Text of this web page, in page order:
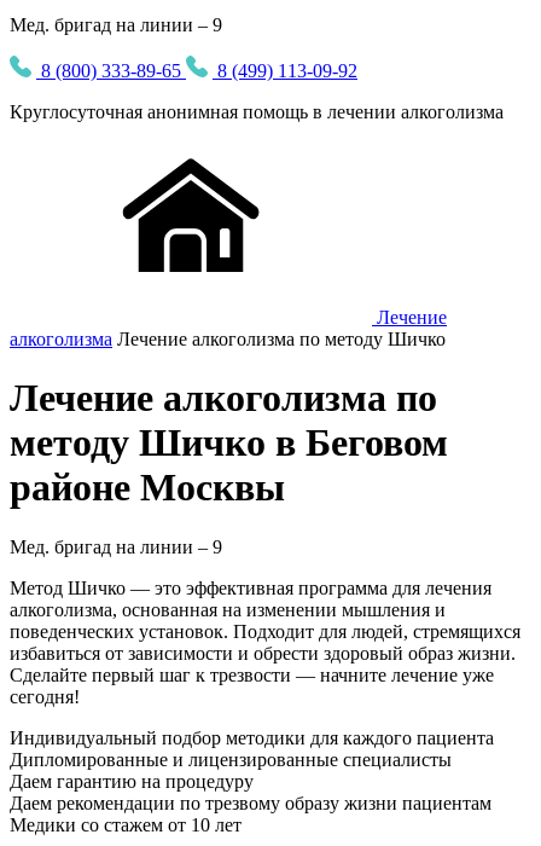
Мед. бригад на линии – 9
8 (800) 333-89-65
8 (499) 113-09-92
Круглосуточная анонимная помощь в лечении алкоголизма
Лечение
алкоголизма Лечение алкоголизма по методу Шичко
Лечение алкоголизма по
методу Шичко в Беговом
районе Москвы
Мед. бригад на линии – 9
Метод Шичко — это эффективная программа для лечения
алкоголизма, основанная на изменении мышления и
поведенческих установок. Подходит для людей, стремящихся
избавиться от зависимости и обрести здоровый образ жизни.
Сделайте первый шаг к трезвости — начните лечение уже
сегодня!
Индивидуальный подбор методики для каждого пациента
Дипломированные и лицензированные специалисты
Даем гарантию на процедуру
Даем рекомендации по трезвому образу жизни пациентам
Медики со стажем от 10 лет